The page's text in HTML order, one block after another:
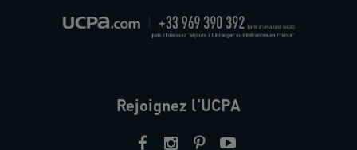
Rejoignez l'UCPA